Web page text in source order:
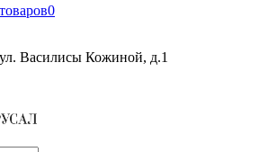
0
Василисы Кожиной, д.1